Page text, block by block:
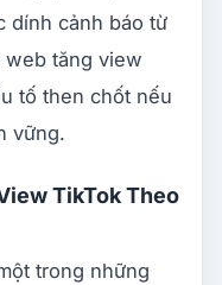
dính cảnh báo từ
web tăng view
tố then chốt nếu
vững.
TikTok Theo
trong những